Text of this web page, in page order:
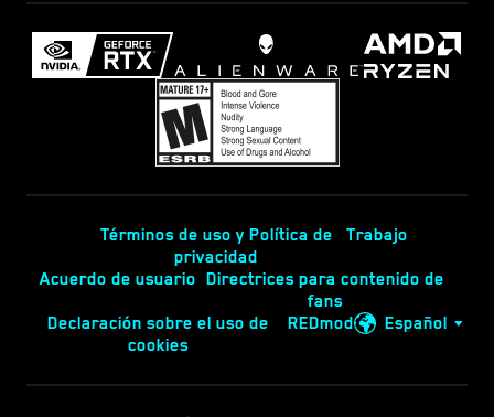
Términos de uso y Política de
privacidad
Trabajo
Acuerdo de usuario Directrices para contenido de
fans
Declaración sobre el uso de
cookies
REDmod Español